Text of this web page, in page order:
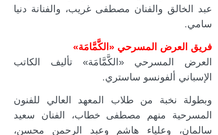
عبد الخالق والفنان مصطفى غريب، والفنانة دنيا
سامي.
فريق العرض المسرحي «الكَّمَّامَة»
العرض المسرحي «الكَّمَّامَة» تأليف الكاتب
الإسباني ألفونسو ساستري.
وبطولة نخبة من طلاب المعهد العالي للفنون
المسرحية منهم مصطفى خطاب، الفنان سعيد
سالمان، وعلياء هاشم وعبد الرحمن محسن،